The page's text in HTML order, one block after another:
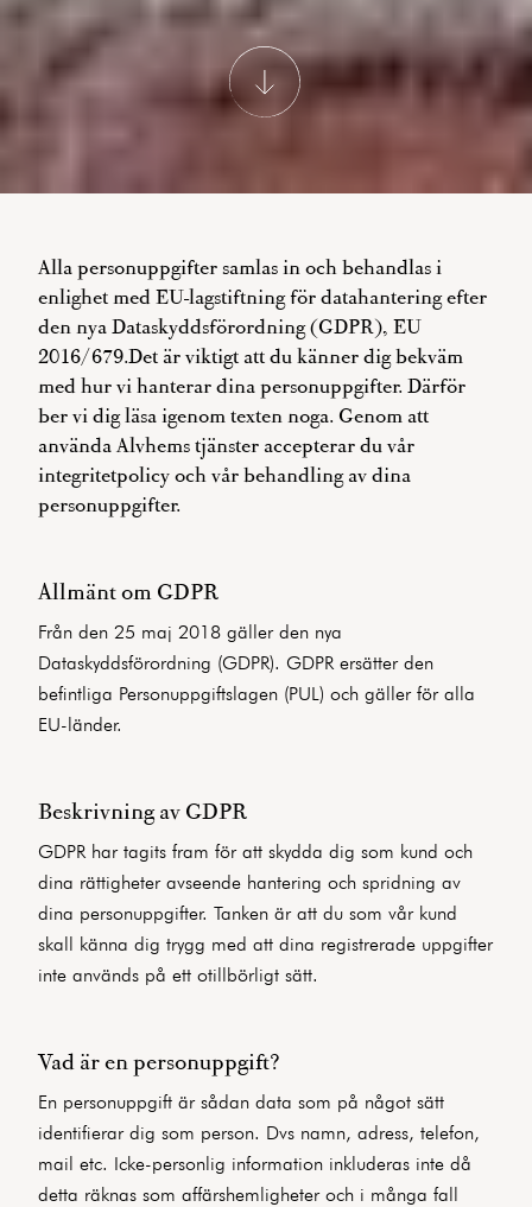
Alla personuppgifter samlas in och behandlas i
enlighet med EU-lagstiftning för datahantering efter
den nya Dataskyddsförordning (GDPR), EU
2016/679.Det är viktigt att du känner dig bekväm
med hur vi hanterar dina personuppgifter. Därför
ber vi dig läsa igenom texten noga. Genom att
använda Alvhems tjänster accepterar du vår
integritetpolicy och vår behandling av dina
personuppgifter.
Allmänt om GDPR
Från den 25 maj 2018 gäller den nya
Dataskyddsförordning (GDPR). GDPR ersätter den
befintliga Personuppgiftslagen (PUL) och gäller för alla
EU-länder.
Beskrivning av GDPR
GDPR har tagits fram för att skydda dig som kund och
dina rättigheter avseende hantering och spridning av
dina personuppgifter. Tanken är att du som vår kund
skall känna dig trygg med att dina registrerade uppgifter
inte används på ett otillbörligt sätt.
Vad är en personuppgift?
En personuppgift är sådan data som på något sätt
identifierar dig som person. Dvs namn, adress, telefon,
mail etc. Icke-personlig information inkluderas inte då
detta räknas som affärshemligheter och i många fall